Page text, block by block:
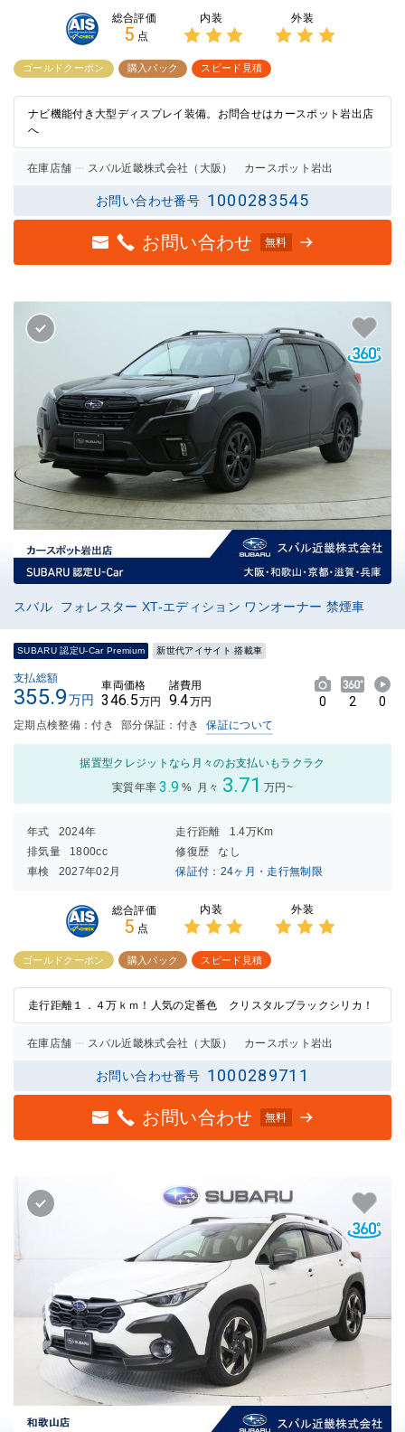
総合評価
5 点
内装
3点の
外装
ゴールドクーポン 購入パック スピード見積
ナビ機能付き大型ディスプレイ装備。お問合せはカースポット岩出店
へ
在庫店舗 スバル近畿株式会社（大阪） カースポット岩出
お問い合わせ番号 1000283545
お問い合わせ 無料
スバル フォレスター XT-エディション ワンオーナー 禁煙車
SUBARU 認定U-Car Premium 新世代アイサイト 搭載車
支払総額
355.9万円
車両価格
346.5万円
諸費用
9.4万円 0 2 0
定期点検整備：付き 部分保証：付き 保証について
据置型クレジットなら月々のお支払いもラクラク
実質年率 3.9 % 月々 3.71 万円~
年式 2024年 走行距離
1.4万Km
排気量
1800cc 修復歴
なし
車検
2027年02月 保証付：24ヶ月・走行無制限
総合評価
5 点
内装
3点の
外装
ゴールドクーポン 購入パック スピード見積
走行距離１．４万ｋｍ！人気の定番色 クリスタルブラックシリカ！
在庫店舗 スバル近畿株式会社（大阪） カースポット岩出
お問い合わせ番号 1000289711
お問い合わせ 無料